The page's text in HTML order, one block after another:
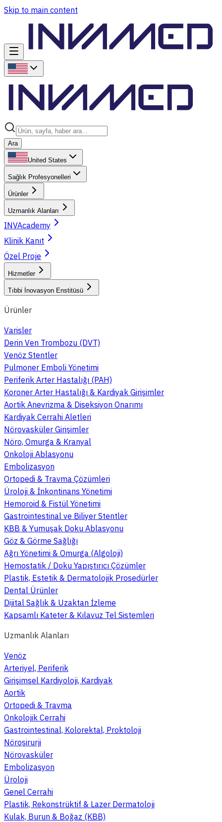
Skip to main content
Ara
United States
Sağlık Profesyonelleri
Ürünler
Uzmanlık Alanları
INVAcademy
Klinik Kanıt
Özel Proje
Hizmetler
Tıbbi İnovasyon Enstitüsü
Ürünler
Varisler
Derin Ven Trombozu (DVT)
Venöz Stentler
Pulmoner Emboli Yönetimi
Periferik Arter Hastalığı (PAH)
Koroner Arter Hastalığı & Kardiyak Girişimler
Aortik Anevrizma & Diseksiyon Onarımı
Kardiyak Cerrahi Aletleri
Nörovasküler Girişimler
Nöro, Omurga & Kranyal
Onkoloji Ablasyonu
Embolizasyon
Ortopedi & Travma Çözümleri
Üroloji & İnkontinans Yönetimi
Hemoroid & Fistül Yönetimi
Gastrointestinal ve Biliyer Stentler
KBB & Yumuşak Doku Ablasyonu
Göz & Görme Sağlığı
Ağrı Yönetimi & Omurga (Algoloji)
Hemostatik / Doku Yapıştırıcı Çözümler
Plastik, Estetik & Dermatolojik Prosedürler
Dental Ürünler
Dijital Sağlık & Uzaktan İzleme
Kapsamlı Kateter & Kılavuz Tel Sistemleri
Uzmanlık Alanları
Venöz
Arteriyel, Periferik
Girişimsel Kardiyoloji, Kardiyak
Aortik
Ortopedi & Travma
Onkolojik Cerrahi
Gastrointestinal, Kolorektal, Proktoloji
Nöroşirurji
Nörovasküler
Embolizasyon
Üroloji
Genel Cerrahi
Plastik, Rekonstrüktif & Lazer Dermatoloji
Kulak, Burun & Boğaz (KBB)